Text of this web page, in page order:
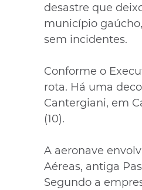
desastre que
município
sem incidentes.
Conforme o
rota. Há uma
Cantergiani, em
(10).
A aeronave
Aéreas, antiga
Segundo a